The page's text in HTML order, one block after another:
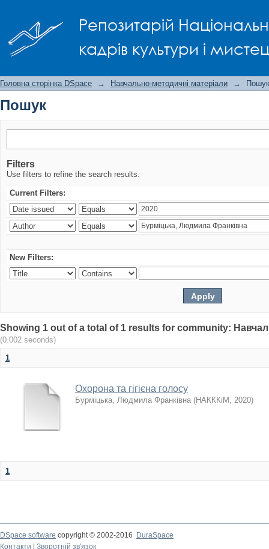
Репозитарій
кадрів культури і
Головна сторінка DSpace → Навчально-методичні матеріали → Пошук
Пошук
Filters
Use filters to refine the search results.
Current Filters:
New Filters:
Showing 1 out of a total of 1 results for community:
(0.002 seconds)
1
Охорона та гігієна голосу
Бурміцька, Людмила Франківна (НАКККіМ , 2020)
1
DSpace software copyright © 2002-2016
DuraSpace
Контакти
Зворотній зв'язок